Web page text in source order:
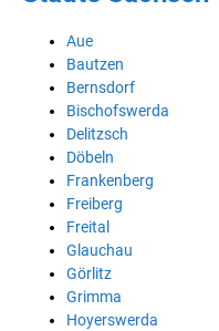
Aue
Bautzen
Bernsdorf
Bischofswerda
Delitzsch
Döbeln
Frankenberg
Freiberg
Freital
Glauchau
Görlitz
Grimma
Hoyerswerda